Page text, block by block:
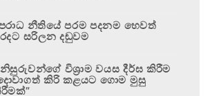
නීතියේ පරම පදනම හෙවත්
සරිලන දඬුවම
විශ්‍රාම වයස දීර්ඝ කිරීම
කිරි කළයට ගොම මුසු